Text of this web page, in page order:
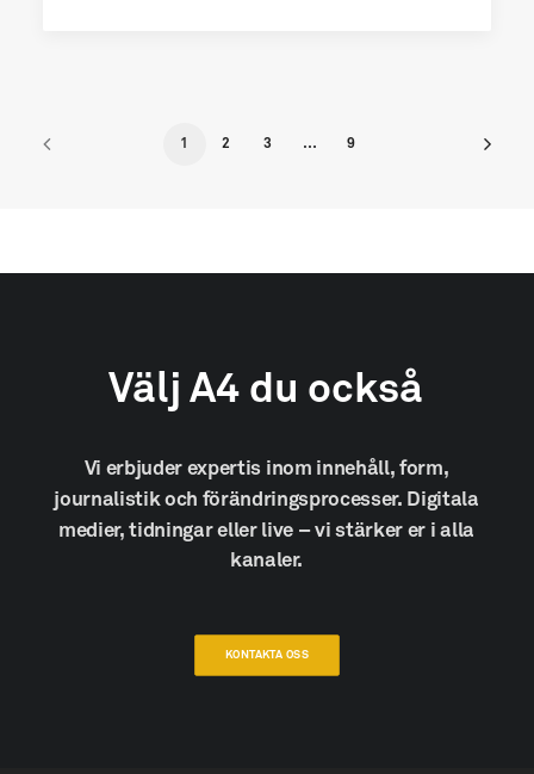
1 2 3 … 9
Välj A4 du också
Vi erbjuder expertis inom innehåll, form,
journalistik och förändringsprocesser. Digitala
medier, tidningar eller live – vi stärker er i alla
kanaler.
KONTAKTA OSS